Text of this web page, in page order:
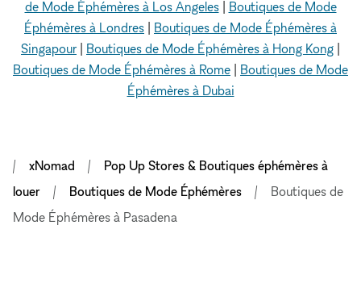
de Mode Éphémères à Los Angeles| Boutiques de Mode
Éphémères à Londres | Boutiques de Mode Éphémères à
Singapour | Boutiques de Mode Éphémères à Hong Kong |
Boutiques de Mode Éphémères à Rome | Boutiques de Mode
Éphémères à Dubai
xNomad
Pop Up Stores & Boutiques éphémères à
louer
Boutiques de Mode Éphémères
Boutiques de
Mode Éphémères à Pasadena